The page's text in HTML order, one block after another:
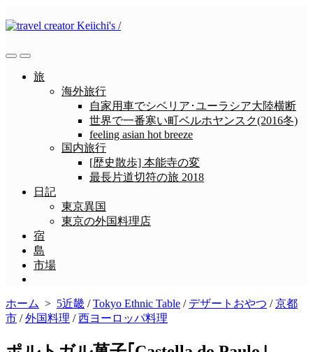
ン
ン
検
メ
ニ 旅
海外旅行
自家用車でシベリア･ユーラシア大陸横断
世界で一番寒い町ベルホヤンスク(2016冬)
feeling asian hot breeze
国内旅行
[歴史散歩] 本能寺の変
最長片道切符の旅 2018
日記
東京異国
東京の外国料理店
宿
島
市場
ュ
ー
ホーム > 5近畿 /Tokyo Ethnic Table / デザートおやつ /京都
市 /外国料理 /西ヨーロッパ料理